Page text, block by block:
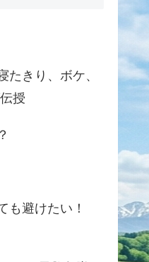
たきり、ボケ、
授
も避けたい！